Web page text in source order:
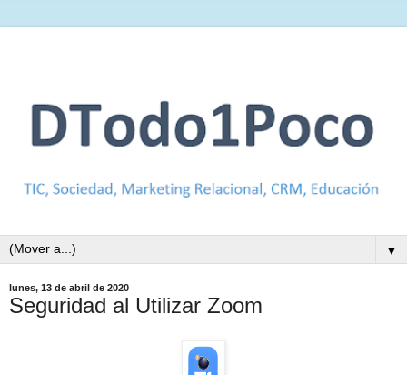
▼
lunes, 13 de abril de 2020
Seguridad al Utilizar Zoom